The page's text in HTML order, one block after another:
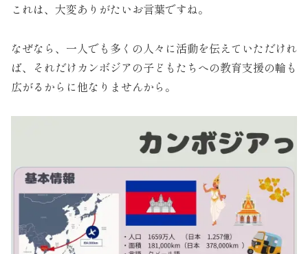
これは、大変ありがたいお言葉ですね。
なぜなら、一人でも多くの人々に活動を伝えていただけれ
ば、それだけカンボジアの子どもたちへの教育支援の輪も
広がるからに他なりませんから。